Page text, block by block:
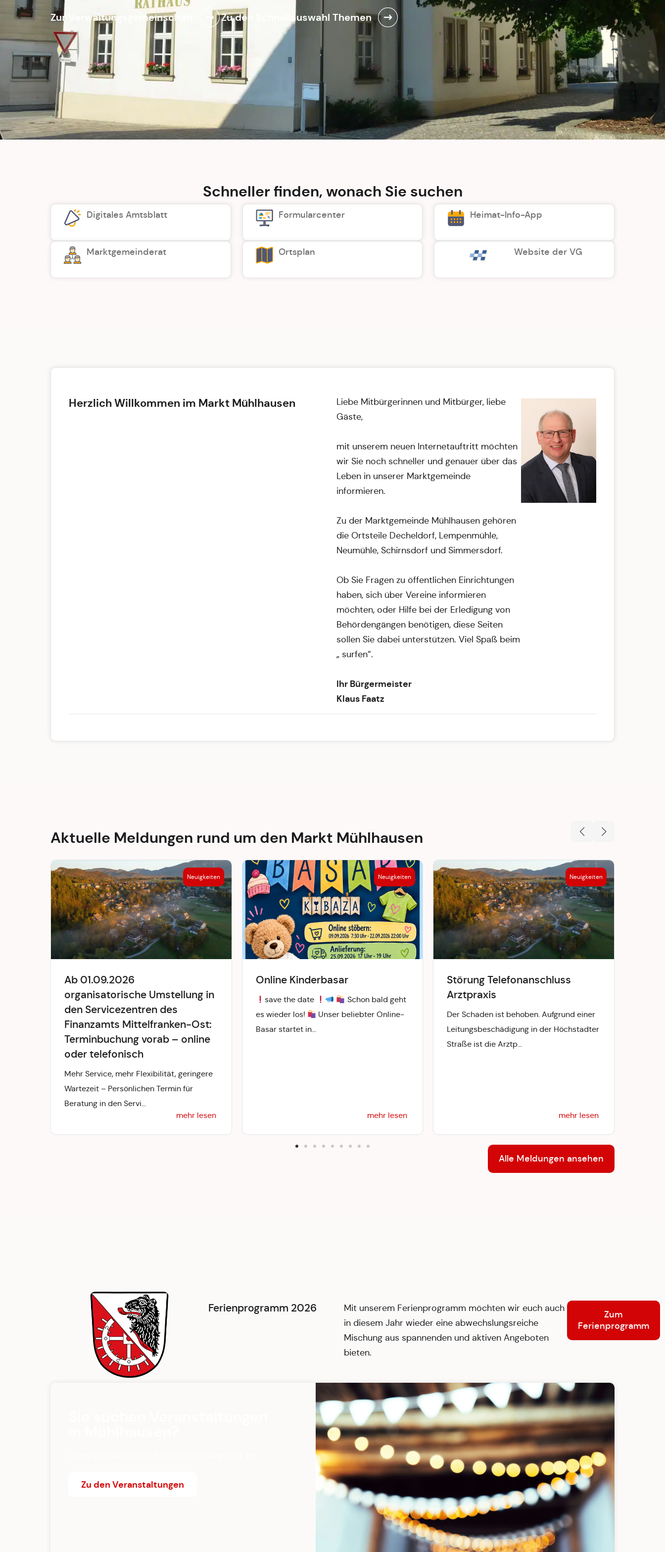
Zur Verwaltungsgemeinschaft Zu den Schnellauswahl Themen
Schneller finden, wonach Sie suchen
Digitales Amtsblatt Formularcenter Heimat-Info-App
Marktgemeinderat Ortsplan Website der VG
Herzlich Willkommen im Markt Mühlhausen
Liebe Mitbürgerinnen und Mitbürger, liebe
Gäste,
mit unserem neuen Internetauftritt möchten
wir Sie noch schneller und genauer über das
Leben in unserer Marktgemeinde
informieren.
Zu der Marktgemeinde Mühlhausen gehören
die Ortsteile Decheldorf, Lempenmühle,
Neumühle, Schirnsdorf und Simmersdorf.
Ob Sie Fragen zu öffentlichen Einrichtungen
haben, sich über Vereine informieren
möchten, oder Hilfe bei der Erledigung von
Behördengängen benötigen, diese Seiten
sollen Sie dabei unterstützen. Viel Spaß beim
„ surfen“.
Ihr Bürgermeister
Klaus Faatz
Aktuelle Meldungen rund um den Markt Mühlhausen
Neuigkeiten
Ab 01.09.2026
organisatorische Umstellung in
den Servicezentren des
Finanzamts Mittelfranken-Ost:
Terminbuchung vorab – online
oder telefonisch
Mehr Service, mehr Flexibilität, geringere
Wartezeit – Persönlichen Termin für
Beratung in den Servi...
mehr lesen
Neuigkeiten
Online Kinderbasar
save the date
Schon bald geht
es wieder los!
Unser beliebter Online-
Basar startet in...
mehr lesen
Neuigkeiten
Störung Telefonanschluss
Arztpraxis
Der Schaden ist behoben. Aufgrund einer
Leitungsbeschädigung in der Höchstadter
Straße ist die Arztp...
mehr lesen
Alle Meldungen ansehen
Ferienprogramm 2026
Mit unserem Ferienprogramm möchten wir euch auch
in diesem Jahr wieder eine abwechslungsreiche
Mischung aus spannenden und aktiven Angeboten
bieten.
Zum
Ferienprogramm
Zu den Veranstaltungen